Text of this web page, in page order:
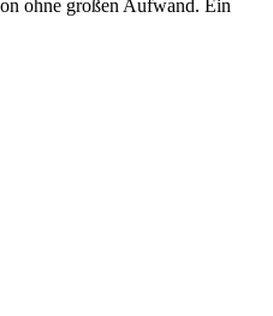
ohne großen Aufwand. Ein